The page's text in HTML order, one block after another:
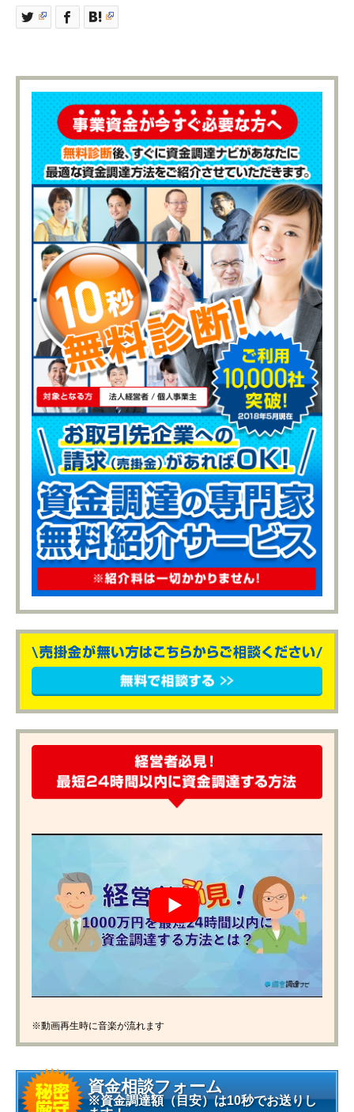
※動画再生時に音楽が流れます
資金相談フォーム
※資金調達額（目安）は10秒でお送りし